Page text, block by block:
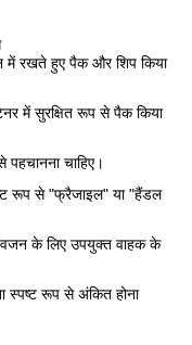
में रखते हुए पैक और शिप किया
में सुरक्षित रूप से पैक किया
चाहिए।
रूप से "फ्रैजाइल" या "हैंडल
के लिए उपयुक्त वाहक के
स्पष्ट रूप से अंकित होना